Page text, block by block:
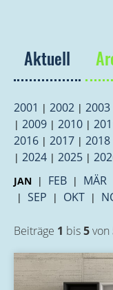
Aktuell
2001 | 2002 | 2003
| 2009 | 2010 |
2016 | 2017 | 2018
| 2024 | 2025 |
JAN | FEB | MÄR
| SEP | OKT |
Beiträge 1 bis5von